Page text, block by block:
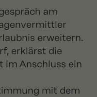
am
erweitern.
erklärst die
im Anschluss ein
mit dem